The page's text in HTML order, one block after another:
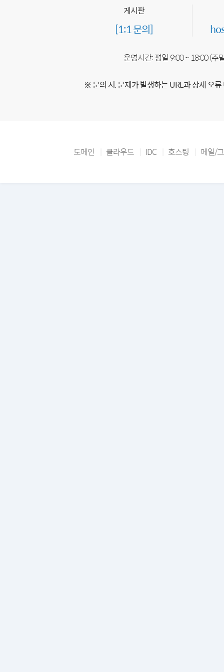
게시판
[1:1 문의]
운영시간: 평일 9:00 ~ 18:00 (주
※ 문의 시, 문제가 발생하는 URL과 상세 오
도메인 클라우드 IDC 호스팅 메일/